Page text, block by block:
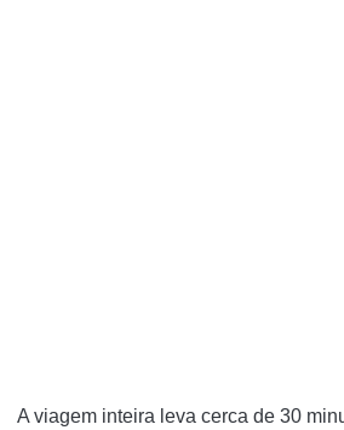
A viagem inteira leva cerca de 30